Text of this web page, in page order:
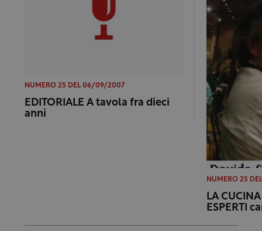
NUMERO 25 DEL 06/09/2007
EDITORIALE A tavola fra dieci
anni
NUMERO 25
LA
ESPERTI